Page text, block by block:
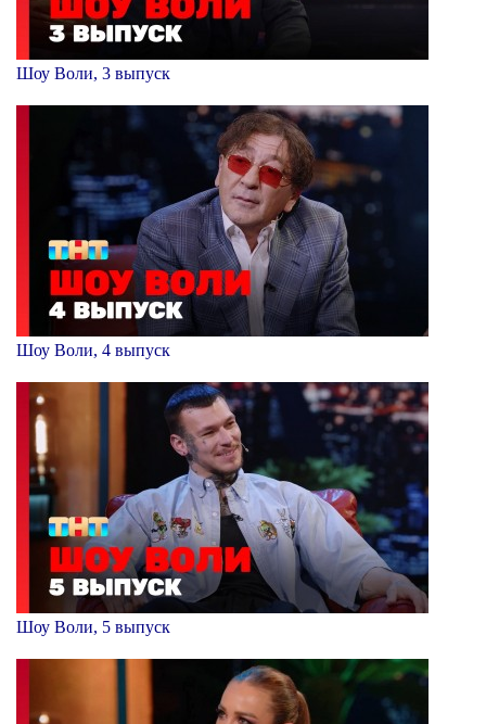
Шоу Воли, 3 выпуск
Шоу Воли, 4 выпуск
Шоу Воли, 5 выпуск